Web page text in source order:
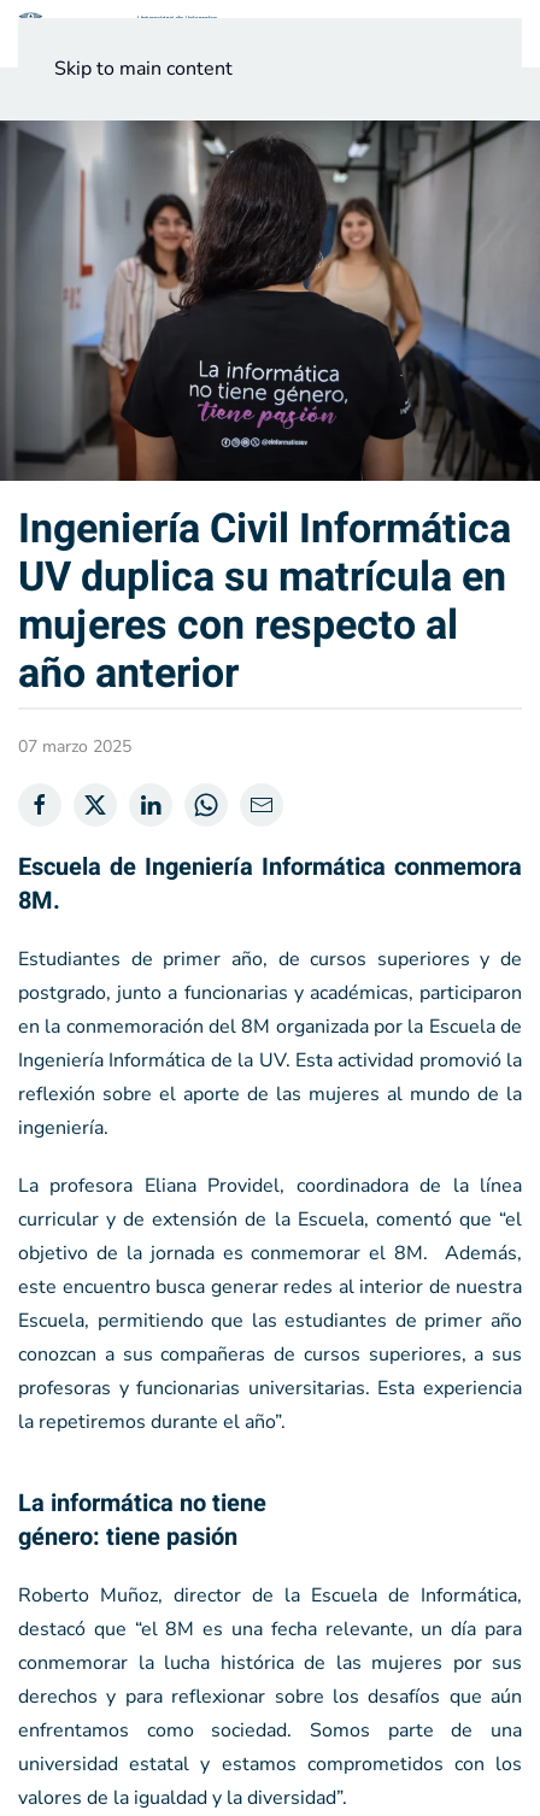
Skip to main content
Ingeniería Civil Informática
UV duplica su matrícula en
mujeres con respecto al
año anterior
07 marzo 2025
Escuela de Ingeniería Informática conmemora
8M.
Estudiantes de primer año, de cursos superiores y de
postgrado, junto a funcionarias y académicas, participaron
en la conmemoración del 8M organizada por la Escuela de
Ingeniería Informática de la UV. Esta actividad promovió la
reflexión sobre el aporte de las mujeres al mundo de la
ingeniería.
La profesora Eliana Providel, coordinadora de la línea
curricular y de extensión de la Escuela, comentó que “el
objetivo de la jornada es conmemorar el 8M. Además,
este encuentro busca generar redes al interior de nuestra
Escuela, permitiendo que las estudiantes de primer año
conozcan a sus compañeras de cursos superiores, a sus
profesoras y funcionarias universitarias. Esta experiencia
la repetiremos durante el año”.
La informática no tiene
género: tiene pasión
Roberto Muñoz, director de la Escuela de Informática,
destacó que “el 8M es una fecha relevante, un día para
conmemorar la lucha histórica de las mujeres por sus
derechos y para reflexionar sobre los desafíos que aún
enfrentamos como sociedad. Somos parte de una
universidad estatal y estamos comprometidos con los
valores de la igualdad y la diversidad”.